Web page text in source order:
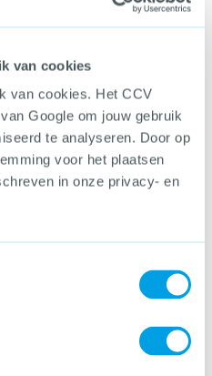
van cookies
van cookies. Het CCV
Google om jouw gebruik
te analyseren. Door op
voor het plaatsen
in onze privacy- en
moeten
en bijgewerkt,
naar wintertijd en
met de juiste
moet de
en wanneer mogelijk